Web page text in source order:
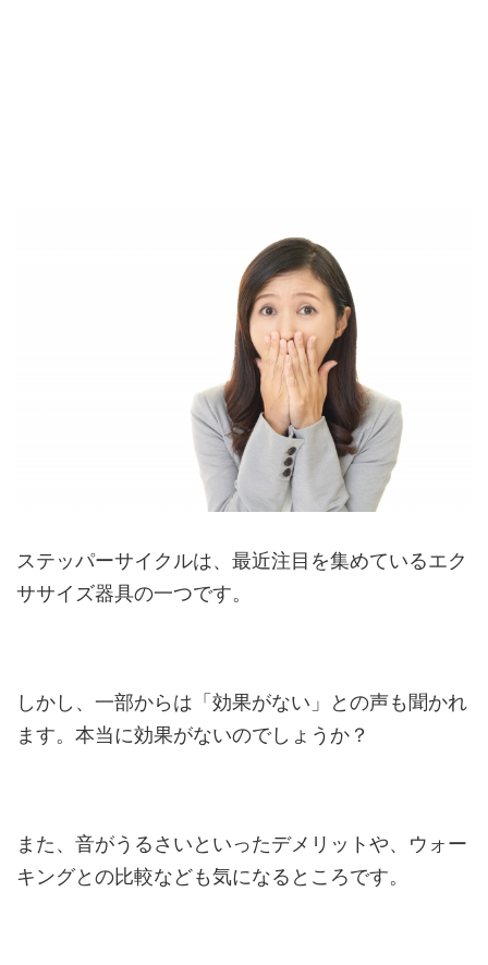
ステッパーサイクルは、最近注目を集めているエク
ササイズ器具の一つです。
しかし、一部からは「効果がない」との声も聞かれ
ます。本当に効果がないのでしょうか？
また、音がうるさいといったデメリットや、ウォー
キングとの比較なども気になるところです。